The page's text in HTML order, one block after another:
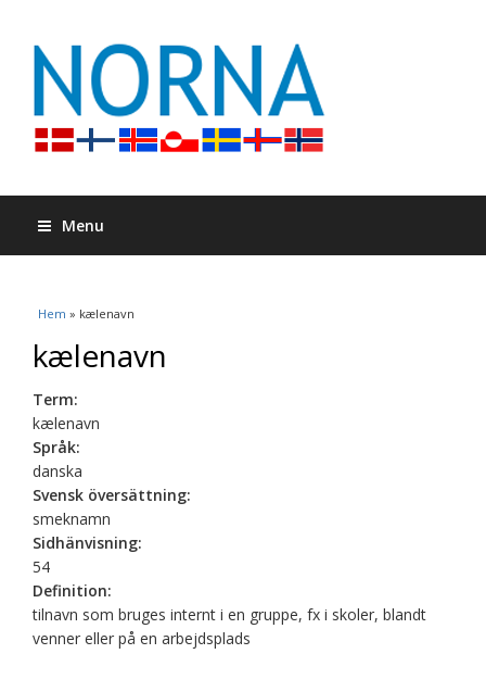
Menu
Du är här
Hem » kælenavn
kælenavn
Term:
kælenavn
Språk:
danska
Svensk översättning:
smeknamn
Sidhänvisning:
54
Definition:
tilnavn som bruges internt i en gruppe, fx i skoler, blandt
venner eller på en arbejdsplads